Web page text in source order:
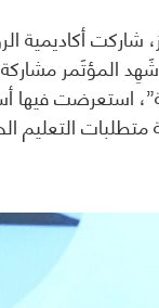
أكاديمية
شَهِد المؤتَمر
استعرضت فيها
متطلبات التعليم